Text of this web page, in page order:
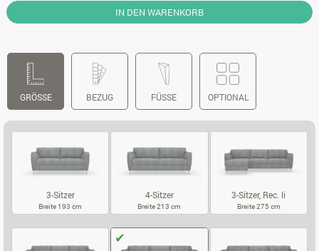
IN DEN WARENKORB
GRÖSSE BEZUG FÜSSE OPTIONAL
3-Sitzer
Breite 193 cm
4-Sitzer
Breite 213 cm
3-Sitzer, Rec. li
Breite 275 cm